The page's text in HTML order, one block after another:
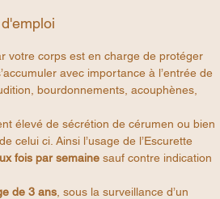
votre corps est en charge de protéger
avec importance à l’entrée de
bourdonnements, acouphènes,
élevé de sécrétion de cérumen ou bien
celui ci. Ainsi l’usage de l’Escurette
fois par semaine sauf contre indication
de 3 ans , sous la surveillance d’un